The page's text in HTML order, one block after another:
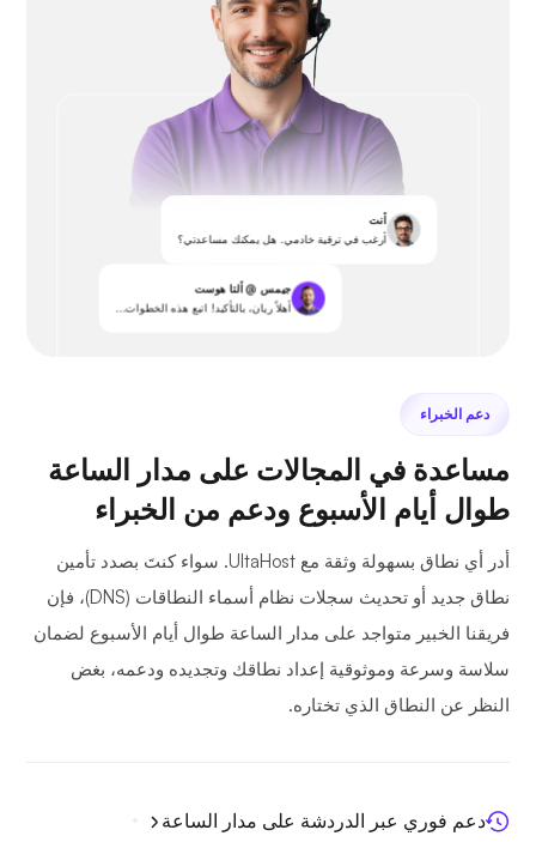
أنت
أرغب في ترقية خادمي. هل يمكنك مساعدتي؟
جيمس @ ألتا هوست
أهلاً ريان، بالتأكيد! اتبع هذه الخطوات...
دعم الخبراء
مساعدة في المجالات على مدار الساعة
طوال أيام الأسبوع ودعم من الخبراء
أدر أي نطاق بسهولة وثقة مع UltaHost. سواء كنتَ بصدد تأمين
نطاق جديد أو تحديث سجلات نظام أسماء النطاقات (DNS)، فإن
فريقنا الخبير متواجد على مدار الساعة طوال أيام الأسبوع لضمان
سلاسة وسرعة وموثوقية إعداد نطاقك وتجديده ودعمه، بغض
النظر عن النطاق الذي تختاره.
دعم فوري عبر الدردشة على مدار الساعة